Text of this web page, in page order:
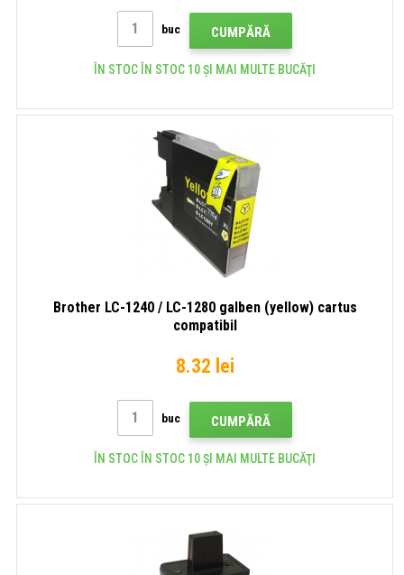
buc CUMPĂRĂ
ÎN STOC ÎN STOC 10 ȘI MAI MULTE BUCĂŢI
Brother LC-1240 / LC-1280 galben (yellow) cartus
compatibil
8.32 lei
buc CUMPĂRĂ
ÎN STOC ÎN STOC 10 ȘI MAI MULTE BUCĂŢI